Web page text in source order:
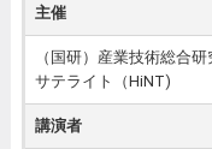
主催
（国研）産業技術総合
サテライト（HiNT)
講演者